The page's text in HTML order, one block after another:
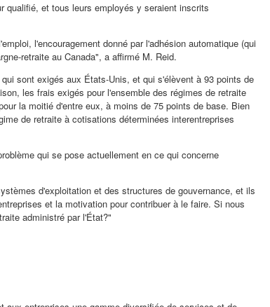
qualifié, et tous leurs employés y seraient inscrits
l'encouragement donné par l'adhésion automatique (qui
retraite au Canada", a affirmé M. Reid.
sont exigés aux États-Unis, et qui s'élèvent à 93 points de
les frais exigés pour l'ensemble des régimes de retraite
la moitié d'entre eux, à moins de 75 points de base. Bien
de retraite à cotisations déterminées interentreprises
qui se pose actuellement en ce qui concerne
d'exploitation et des structures de gouvernance, et ils
et la motivation pour contribuer à le faire. Si nous
administré par l'État?"